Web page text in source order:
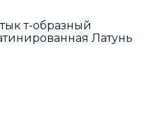
т-образный
Латунь